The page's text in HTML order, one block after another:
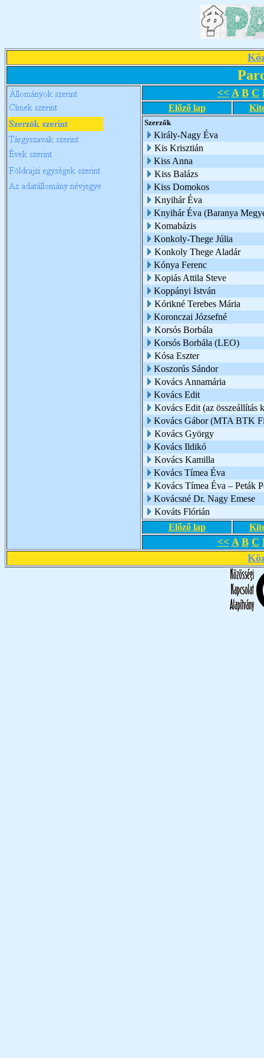
<< A B C
Előző lap
Szerzők
Király-Nagy Éva
Kis Krisztián
Kiss Anna
Kiss Balázs
Kiss Domokos
Knyihár Éva
Knyihár Éva (Baranya
Komabázis
Konkoly-Thege Júlia
Konkoly Thege Aladár
Kónya Ferenc
Kopiás Attila Steve
Koppányi István
Kórikné Terebes Mária
Koronczai Józsefné
Korsós Borbála
Korsós Borbála (LEO)
Kósa Eszter
Koszorús Sándor
Kovács Annamária
Kovács Edit
Kovács Edit (az összeállítás
Kovács Gábor (MTA BTK
Kovács György
Kovács Ildikó
Kovács Kamilla
Kovács Tímea Éva
Kovács Tímea Éva – Peták
Kovácsné Dr. Nagy Emese
Kováts Flórián
Előző lap
<< A B C